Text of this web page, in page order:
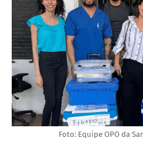
Foto: Equipe OPO da